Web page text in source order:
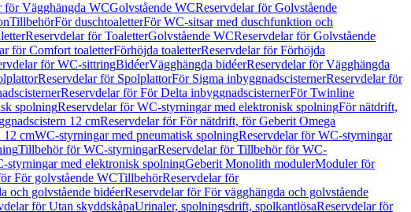
för Vägghängda WCGolvstående WCReservdelar för Golvstående
TillbehörFör duschtoaletterFör WC-sitsar med duschfunktion och
Reservdelar för ToaletterGolvstående WCReservdelar för Golvstående
för Comfort toaletterFörhöjda toaletterReservdelar för Förhöjda
för WC-sittringBidéerVägghängda bidéerReservdelar för Vägghängda
Reservdelar för SpolplattorFör Sigma inbyggnadscisternerReservdelar för
Reservdelar för För Delta inbyggnadscisternerFör Twinline
spolningReservdelar för WC-styrningar med elektronisk spolningFör nätdrift,
12 cmReservdelar för För nätdrift, för Geberit Omega
12 cmWC-styrningar med pneumatisk spolningReservdelar för WC-styrningar
Tillbehör för WC-styrningarReservdelar för Tillbehör för WC-
styrningar med elektronisk spolningGeberit Monolith modulerModuler för
För golvstående WCTillbehörReservdelar för
och golvstående bidéerReservdelar för För vägghängda och golvstående
för Utan skyddskåpaUrinaler, spolningsdrift, spolkantlösaReservdelar för